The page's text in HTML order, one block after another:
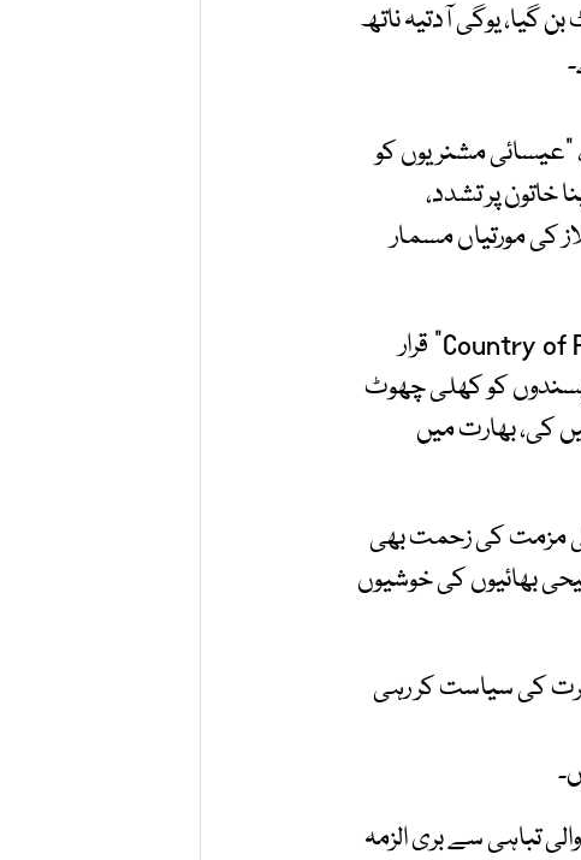
بن گیا، یوگی آدتیہ ناتھ
“عیسائی مشنریوں کو
خاتون پر تشدد،
مورتیاں مسمار
امریکی کمیشن برائے مذہبی آزادی نے بھارت کو“Country of Particular Concern” قرار
پسندوں کو کھلی چھوٹ
کی، بھارت میں
کی مزمت کی زحمت بھی
بھائیوں کی خوشیوں
کی سیاست کر رہی
تباہی سے بری الزمہ